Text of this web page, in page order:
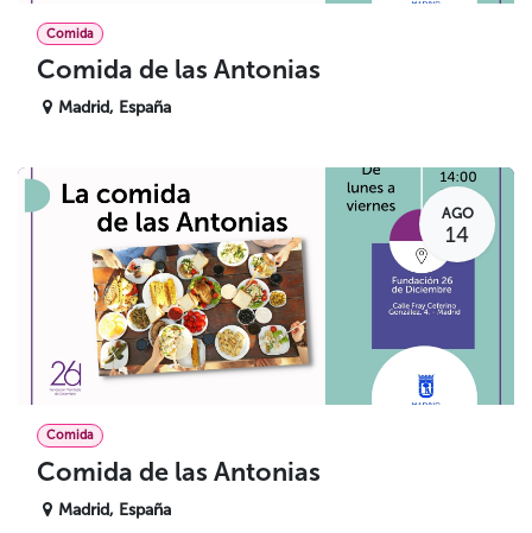
Comida
Comida de las Antonias
Madrid, España
AGO
14
Comida
Comida de las Antonias
Madrid, España